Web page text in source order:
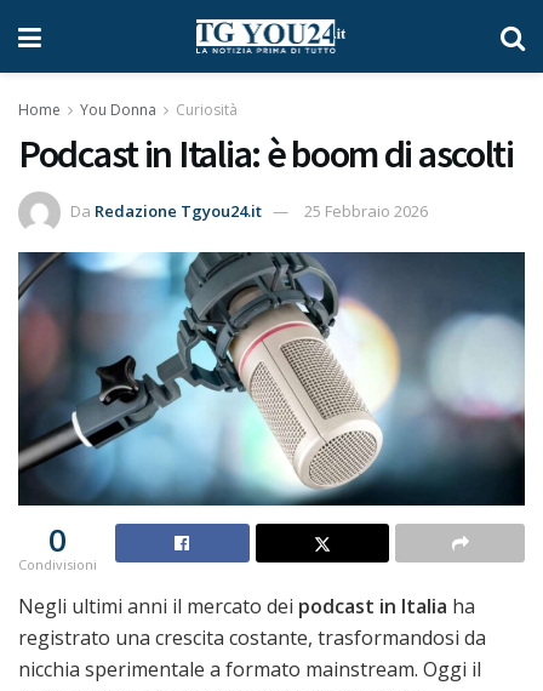
Home You Donna Curiosità
Podcast in Italia: è boom di ascolti
Da Redazione Tgyou24.it 25 Febbraio 2026
0
Condivisioni
Negli ultimi anni il mercato dei podcast in Italia ha
registrato una crescita costante, trasformandosi da
nicchia sperimentale a formato mainstream. Oggi il